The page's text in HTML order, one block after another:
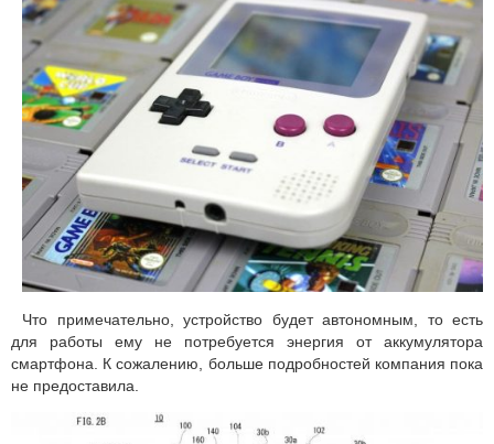
Что примечательно, устройство будет автономным, то есть
для работы ему не потребуется энергия от аккумулятора
смартфона. К сожалению, больше подробностей компания пока
не предоставила.